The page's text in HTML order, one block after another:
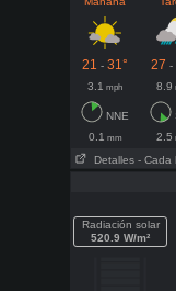
21 - 31° 27 -
3.1 mph 8.9
NNE
0.1 mm 2.5
Detalles - Cada
Radiación solar
520.9 W/m²